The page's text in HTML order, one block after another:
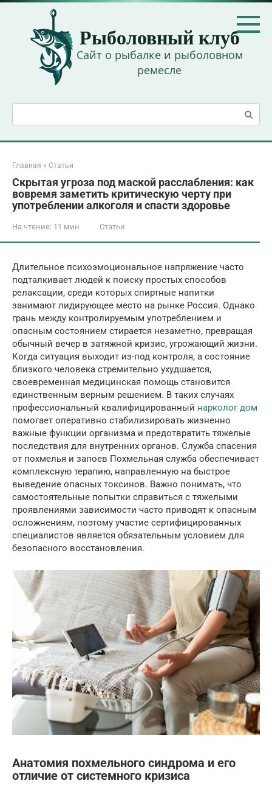
Перейти
контенту
Рыболовный клуб
Сайт о рыбалке и рыболовном
ремесле
Главная » Статьи
Скрытая угроза под маской расслабления: как
вовремя заметить критическую черту при
употреблении алкоголя и спасти здоровье
На чтение: 11 мин Статьи
Длительное психоэмоциональное напряжение часто
подталкивает людей к поиску простых способов
релаксации, среди которых спиртные напитки
занимают лидирующее место на рынке Россия. Однако
грань между контролируемым употреблением и
опасным состоянием стирается незаметно, превращая
обычный вечер в затяжной кризис, угрожающий жизни.
Когда ситуация выходит из-под контроля, а состояние
близкого человека стремительно ухудшается,
своевременная медицинская помощь становится
единственным верным решением. В таких случаях
профессиональный квалифицированный нарколог дом
помогает оперативно стабилизировать жизненно
важные функции организма и предотвратить тяжелые
последствия для внутренних органов. Служба спасения
от похмелья и запоев Похмельная служба обеспечивает
комплексную терапию, направленную на быстрое
выведение опасных токсинов. Важно понимать, что
самостоятельные попытки справиться с тяжелыми
проявлениями зависимости часто приводят к опасным
осложнениям, поэтому участие сертифицированных
специалистов является обязательным условием для
безопасного восстановления.
Анатомия похмельного синдрома и его
отличие от системного кризиса